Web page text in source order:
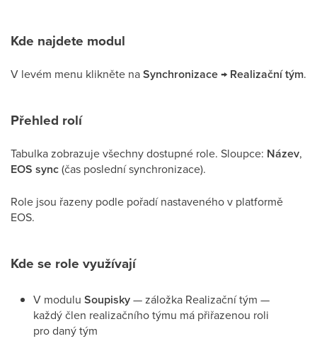
Kde najdete modul
V levém menu klikněte naSynchronizace → Realizační tým.
Přehled rolí
Tabulka zobrazuje všechny dostupné role. Sloupce: Název,
EOS sync(čas poslední synchronizace).
Role jsou řazeny podle pořadí nastaveného v platformě
EOS.
Kde se role využívají
V modulu Soupisky— záložka Realizační tým —
každý člen realizačního týmu má přiřazenou roli
pro daný tým